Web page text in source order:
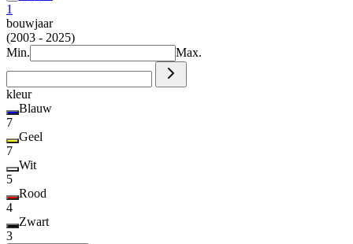
1
bouwjaar
(2003 - 2025)
Min.
Max.
kleur
Blauw
7
Geel
7
Wit
5
Rood
4
Zwart
3